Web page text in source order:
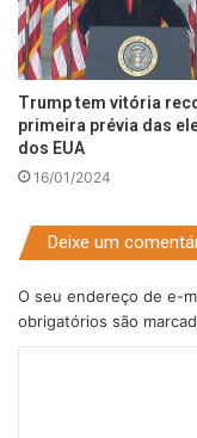
Trump tem vitória
primeira prévia das
dos EUA
16/01/2024
Deixe um
O seu endereço de e-
obrigatórios são